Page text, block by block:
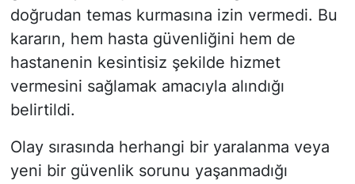
doğrudan temas kurmasına izin vermedi. Bu
kararın, hem hasta güvenliğini hem de
hastanenin kesintisiz şekilde hizmet
vermesini sağlamak amacıyla alındığı
belirtildi.
Olay sırasında herhangi bir yaralanma veya
yeni bir güvenlik sorunu yaşanmadığı